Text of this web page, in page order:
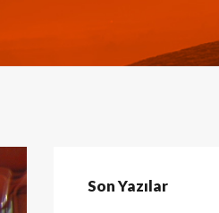
Son Yazılar